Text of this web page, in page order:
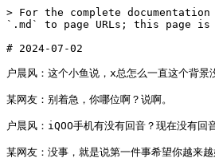
> For the complete documentation index, see [llms.txt](https://www.huchenfeng.live/llms.txt). Markdown versions of documentation pages are available by appending `.md` to page URLs; this page is available as [Markdown](https://www.huchenfeng.live/2024-nian-07-yue/2024-07-02.md).

# 2024-07-02

户晨风：这个小鱼说，x总怎么一直这个背景没换过？没钱换啊，是我租的房子。是不是有钱换了那肯定换啊，不，没钱。

某网友：别着急，你哪位啊？说啊。

户晨风：iQOO手机有没有回音？现在没有回音，你说嘛，怎么了？

某网友：没事，就是说第一件事希望你越来越好，第二件事就感觉最近身上没有充满那种能量，就像有的人说的比较玄乎的，身上磁场比较弱，感觉干什么事情就没有劲，想听听您的建议或者想法，谢谢。

户晨风：没劲是吧？你干什么？

某网友：没有劲是吧？

户晨风：对，就感觉这这这提不起劲，就想躺躺，让躺尸躺尸。你多大岁数？把自己的这个基本情况介绍一下。感谢咕咕总的舰长，感谢咕x总。哎呀，刚开直播咕x总就上个舰长，感谢我咕x总。好，你二十七八岁，然后呢？

某网友：今年连过你，当时连当时是不用复盘，不要复盘。

户晨风：不记得，不要复盘。嗯，二十七八岁，然后呢？

某网友：有几万块钱，当时跟你说过有几万负债，但是现在先找了一份工作，然后呢，工作还没有转正稳定。

户晨风：但是人感觉身上没劲，就想睡觉，想想吃。

某网友：就什么事情，包括人的基本那种欲望都没有。

户晨风：好。你现在的话手里有米吗？

某网友：说实话有个一万多块钱，有一万多米。

户晨风：父母做什么的？

某网友：父母现在他们生意破产了，现在他们在自己做事打工吧。

户晨风：在哪个城市？

某网友：武汉。

户晨风：武汉有房子吗？家里有资产吗？

某网友：我老家河南的，家里小县城，家里在县城边自己盖的房子吧。

户晨风：这个很好解决，我不是医生，但是我自诩老中医，我直接给你拿一方子药，立马要药到病处。当然这个不是药，我只是说加引号的给你举个例子。这位药下的可能比较重，负责我插一句。

某网友：我感觉吧，首先我相信这个世界上有个性儿，其次我感觉人的重点都一样。

户晨风：好了，我说完了。

某网友：你说你没劲，我现在给你下一味猛药，你马上就有劲了。你老家是具体哪个城市的？新乡吧。

户晨风：是哪个省？好，你在你老家买一套大平层，买一套房子至少150平以上，三室两厅，明天就去买，你马上就有劲了，用不完的劲，知道吧？你不但说你这个劲用不完，而且啊，你的这个正能量你能够让你身边的人都能感觉得到，你身边的人就能感觉到你这个劲啊，甚至啊，就是说这个劲过猛会对你啊避而远之。所以说听我的，当然了要结合自身能力啊，买房这个事要结合自身能力。我个人建议啊，在你老家买一个大平层，明天我觉得你现在就可以联系中介了，因为中介这个点也不会睡觉，因为房子他着急卖嘛，对吧？你不行了晚上你现在联系他，你挂了之后你联系他，联系他之后他带你去看房，你指明到现在要跟他讲，你说我要当地的新楼盘，而且是要大开发商开发的，比如恒大是吧，是碧桂园呢，要这些开发商。

某网友：嗯。

户晨风：然后你现在让他骑着电瓶车带着你去看房，你马上就进了。不是，您对于这种在收入低的，你这种六千块七八千块钱，建不建议你在武汉定居买房？

某网友：在武汉定居吧？

户晨风：你不是在你老家吗？你到底人到底在哪？

某网友：我一开始说了人在武汉。

户晨风：在武汉是吧？在武汉那你搁武汉买房啊，那不更好吗？武汉的大城市啊，那你买呗，怎么了？

某网友：我感觉其实我和我家里一种有一种观点，房子是不房子这个东西都是有点。你要解决什么问题？你刚才来问我的问题说你身上没劲，我现在给你解决你没劲这个问题。那至于说买，你现在说这个问题是房子值不值得投资，那是另外的问题。你想聊什么问题？

户晨风：吧，我主要给你解决没劲这个问题。

某网友：好的，户子您已经把问题已经解决了，谢谢您。

户晨风：嗯，好，感谢啊。当然了，买房子要自己考虑啊，我只是说给一个建议好吧，自己考虑啊，最终买不买自己决定啊。

某网友：感谢啊，希望您越来越好，希望朋友越来越好，再见。

户晨风：好，拜拜。好，这个是这样啊，哎，怎么又这么这刚开播这么多要PK的？请讲。

某网友：你好，户子，我的直播间名字叫中奎抓内鬼，我就来抓你了。

户晨风：抓我？抓我是什么意思？

某网友：我已经研究明白了，你这个受了境外势力的填了。

户晨风：你为什么这么说呢？为什么这么污蔑我呢？

某网友：这不是污蔑，我是有证据的，我从来不说污蔑人的话。

户晨风：OK，那你直接晒呗，直接晒证据呗，是不是？

某网